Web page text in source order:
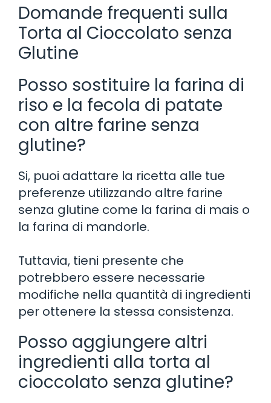
Domande frequenti sulla
Torta al Cioccolato senza
Glutine
Posso sostituire la farina di
riso e la fecola di patate
con altre farine senza
glutine?
Si, puoi adattare la ricetta alle tue
preferenze utilizzando altre farine
senza glutine come la farina di mais o
la farina di mandorle.
Tuttavia, tieni presente che
potrebbero essere necessarie
modifiche nella quantità di ingredienti
per ottenere la stessa consistenza.
Posso aggiungere altri
ingredienti alla torta al
cioccolato senza glutine?